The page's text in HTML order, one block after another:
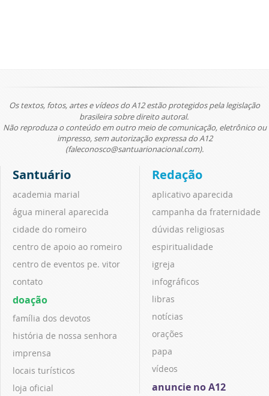
Os textos, fotos, artes e vídeos do A12 estão protegidos pela legislação
brasileira sobre direito autoral.
Não reproduza o conteúdo em outro meio de comunicação, eletrônico ou
impresso, sem autorização expressa do A12
(faleconosco@santuarionacional.com).
Santuário
academia marial
água mineral aparecida
cidade do romeiro
centro de apoio ao romeiro
centro de eventos pe. vitor
contato
doação
família dos devotos
história de nossa senhora
imprensa
locais turísticos
loja oficial
Redação
aplicativo aparecida
campanha da fraternidade
dúvidas religiosas
espiritualidade
igreja
infográficos
libras
notícias
orações
papa
vídeos
anuncie no A12